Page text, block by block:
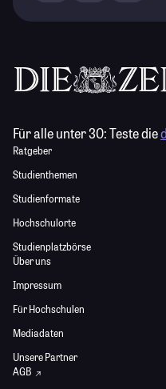
Für alle unter 30:Teste die
Ratgeber
Studienthemen
Studienformate
Hochschulorte
Studienplatzbörse
Über uns
Impressum
Für Hochschulen
Mediadaten
Unsere Partner
AGB